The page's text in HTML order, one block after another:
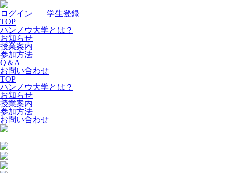
ログイン
学生登録
TOP
ハンノウ大学とは？
お知らせ
授業案内
参加方法
Q＆A
お問い合わせ
TOP
ハンノウ大学とは？
お知らせ
授業案内
参加方法
お問い合わせ